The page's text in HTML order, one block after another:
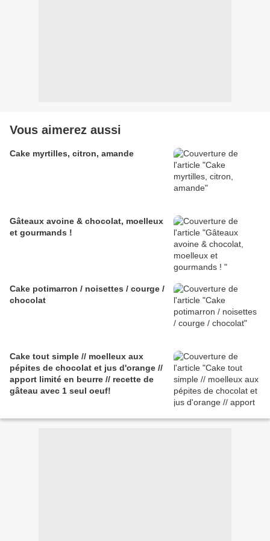
Vous aimerez aussi
Cake myrtilles, citron, amande
Gâteaux avoine & chocolat, moelleux
et gourmands !
Cake potimarron / noisettes / courge /
chocolat
Cake tout simple // moelleux aux
pépites de chocolat et jus d'orange //
apport limité en beurre // recette de
gâteau avec 1 seul oeuf!